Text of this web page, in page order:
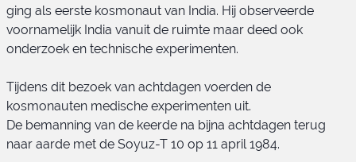
Soyuz-T 11 embleem
ging als eerste kosmonaut van India. Hij observeerde
voornamelijk India vanuit de ruimte maar deed ook
onderzoek en technische experimenten.
Tijdens dit bezoek van achtdagen voerden de
kosmonauten medische experimenten uit.
De bemanning van de keerde na bijna achtdagen terug
naar aarde met de Soyuz-T 10 op 11 april 1984.